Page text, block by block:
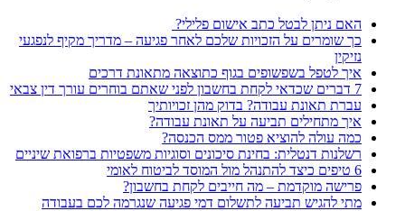
האם ניתן לבטל כתב אישום פלילי?
כך שומרים על הזכויות שלכם לאחר פגיעה – מדריך מקיף לנפגעי
נזיקין
איך לטפל בשפשופים בגוף כתוצאה מתאונת דרכים
7 דברים שכדאי לקחת בחשבון לפני שאתם בוחרים עורך דין צבאי
עברת תאונת עבודה? בדוק מהן זכויותיך
איך מתחילים תביעה על תאונת עבודה?
כמה עולה להוציא פטור ממס הכנסה?
רשלנות דנטלית: בחינת סיכונים וסוגיות משפטיות ברפואת שיניים
6 טיפים כיצד להתנהל מול המוסד לביטוח לאומי
פרישה מוקדמת – מה חייבים לקחת בחשבון?
מתי להגיש תביעה לתשלום דמי פגיעה שנגרמה לכם בעבודה